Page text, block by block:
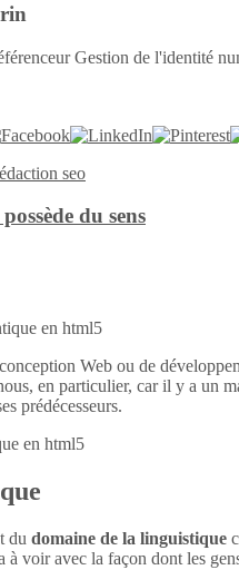
Gestion de l'identité
seo
du sens
Web ou de
en particulier, car il y a un
prédécesseurs.
en html5
du domaine de la linguistique
à voir avec la façon dont les